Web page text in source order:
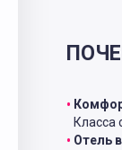
Класса
Отель